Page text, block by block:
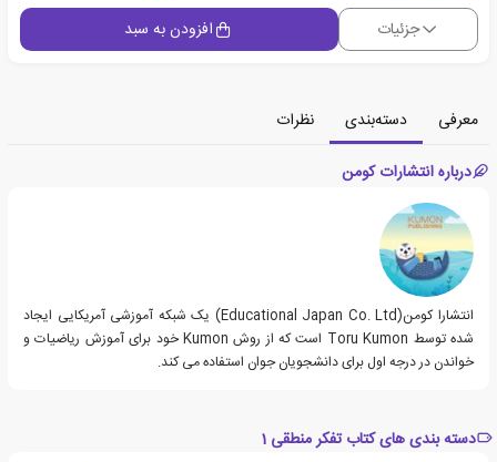
جزئیات افزودن به سبد
معرفی دسته‌بندی
نظرات
درباره انتشارات کومن
انتشارا کومن(Educational Japan Co. Ltd) یک شبکه آموزشی آمریکایی ایجاد
شده توسط Toru Kumon است که از روش Kumon خود برای آموزش ریاضیات و
خواندن در درجه اول برای دانشجویان جوان استفاده می کند.
دسته بندی های کتاب تفکر منطقی 1